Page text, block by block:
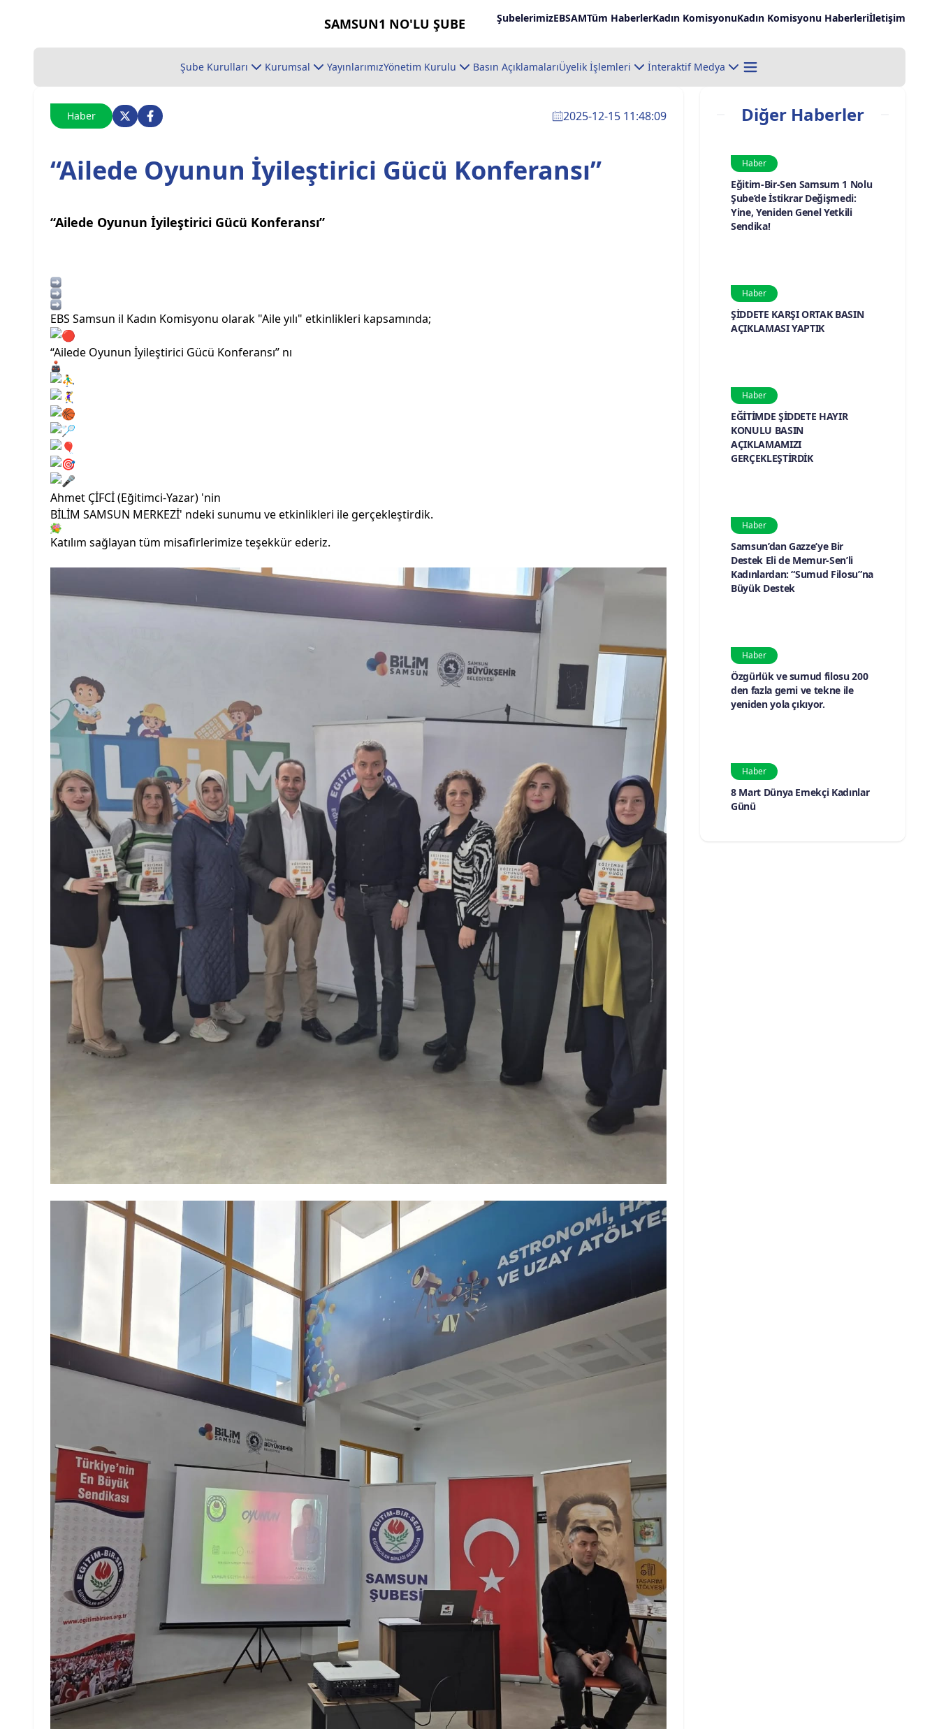
SAMSUN1 NO'LU ŞUBE ŞubelerimizEBSAMTüm HaberlerKadın KomisyonuKadın Komisyonu Haberleriİletişim
Şube Kurulları Kurumsal YayınlarımızYönetim Kurulu Basın AçıklamalarıÜyelik İşlemleri İnteraktif Medya
Haber 2025-12-15 11:48:09
“Ailede Oyunun İyileştirici Gücü Konferansı”
“Ailede Oyunun İyileştirici Gücü Konferansı”
EBS Samsun il Kadın Komisyonu olarak "Aile yılı" etkinlikleri kapsamında;
“Ailede Oyunun İyileştirici Gücü Konferansı” nı
Ahmet ÇİFCİ (Eğitimci-Yazar) 'nin
BİLİM SAMSUN MERKEZİ' ndeki sunumu ve etkinlikleri ile gerçekleştirdik.
Katılım sağlayan tüm misafirlerimize teşekkür ederiz.
Diğer Haberler
Haber
Eğitim-Bir-Sen Samsum 1 Nolu
Şube’de İstikrar Değişmedi:
Yine, Yeniden Genel Yetkili
Sendika!
Haber
ŞİDDETE KARŞI ORTAK BASIN
AÇIKLAMASI YAPTIK
Haber
EĞİTİMDE ŞİDDETE HAYIR
KONULU BASIN
AÇIKLAMAMIZI
GERÇEKLEŞTİRDİK
Haber
Samsun’dan Gazze’ye Bir
Destek Eli de Memur-Sen’li
Kadınlardan: “Sumud Filosu”na
Büyük Destek
Haber
Özgürlük ve sumud filosu 200
den fazla gemi ve tekne ile
yeniden yola çıkıyor.
Haber
8 Mart Dünya Emekçi Kadınlar
Günü